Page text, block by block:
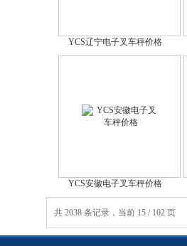
YCS辽宁电子叉车秤价格
YCS安徽电子叉车秤价格
共 2038 条记录，当前 15 / 102 页